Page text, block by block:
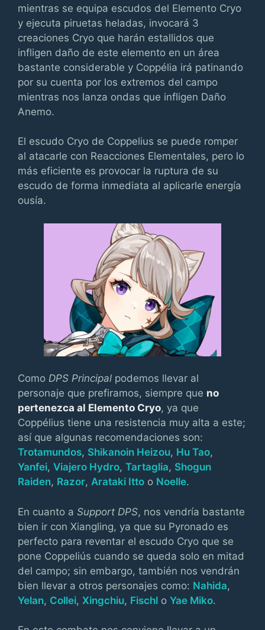
mientras se equipa escudos del Elemento Cryo
y ejecuta piruetas heladas, invocará 3
creaciones Cryo que harán estallidos que
infligen daño de este elemento en un área
bastante considerable y Coppélia irá patinando
por su cuenta por los extremos del campo
mientras nos lanza ondas que infligen Daño
Anemo.
El escudo Cryo de Coppelius se puede romper
al atacarle con Reacciones Elementales, pero lo
más eficiente es provocar la ruptura de su
escudo de forma inmediata al aplicarle energía
ousía.
Como DPS Principal podemos llevar al
personaje que prefiramos, siempre que no
pertenezca al Elemento Cryo, ya que
Coppélius tiene una resistencia muy alta a este;
así que algunas recomendaciones son:
Trotamundos, Shikanoin Heizou, Hu Tao,
Yanfei, Viajero Hydro, Tartaglia, Shogun
Raiden, Razor, Arataki Itto o Noelle.
En cuanto a Support DPS, nos vendría bastante
bien ir con Xiangling, ya que su Pyronado es
perfecto para reventar el escudo Cryo que se
pone Coppeliús cuando se queda solo en mitad
del campo; sin embargo, también nos vendrán
bien llevar a otros personajes como: Nahida,
Yelan, Collei, Xingchiu, Fischl o Yae Miko.